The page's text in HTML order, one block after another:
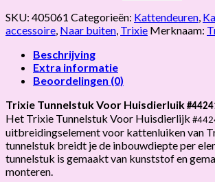
SKU: 405061 Categorieën: Kattendeuren
accessoire Naar buiten Trixie Merknaam:
Beschrijving
Extra informatie
Beoordelingen (0)
Trixie Tunnelstuk Voor Huisdierluik
Het Trixie Tunnelstuk Voor Huisdierlijk
uitbreidingselement voor kattenluiken van
tunnelstuk breidt je de inbouwdiepte per
tunnelstuk is gemaakt van kunststof en
monteren.